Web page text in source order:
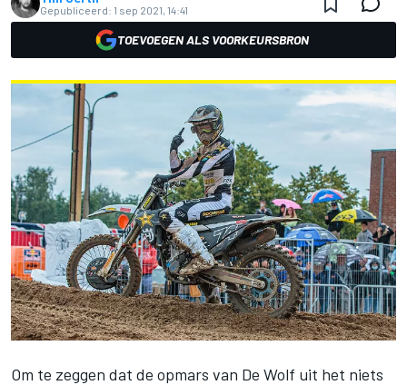
Gepubliceerd: 1 sep 2021, 14:41
TOEVOEGEN ALS VOORKEURSBRON
Om te zeggen dat de opmars van De Wolf uit het niets